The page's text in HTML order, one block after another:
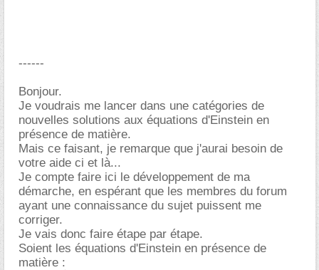
------
Bonjour.
Je voudrais me lancer dans une catégories de
nouvelles solutions aux équations d'Einstein en
présence de matière.
Mais ce faisant, je remarque que j'aurai besoin de
votre aide ci et là...
Je compte faire ici le développement de ma
démarche, en espérant que les membres du forum
ayant une connaissance du sujet puissent me
corriger.
Je vais donc faire étape par étape.
Soient les équations d'Einstein en présence de
matière :